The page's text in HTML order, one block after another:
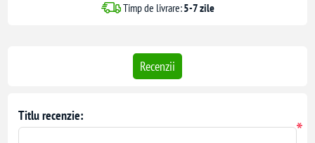
Timp de livrare:5-7 zile
Recenzii
Titlu recenzie:
*